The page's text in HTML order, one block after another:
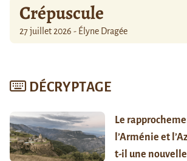
Crépuscule
27 juillet 2026 - Élyne Dragée
DÉCRYPTAGE
Le
l’Arménie et
t-il une nouvelle